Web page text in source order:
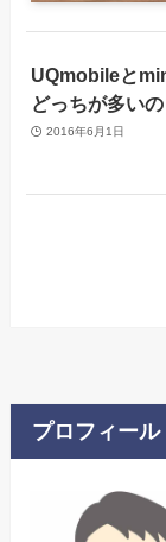
UQmobileと
どっちが多いの
2016年6月1日
プロフィール